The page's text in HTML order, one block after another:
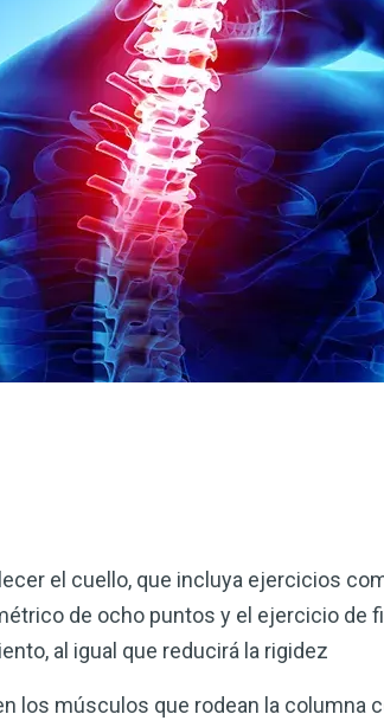
el cuello, que incluya ejercicios
de ocho puntos y el ejercicio de
al igual que reducirá la rigidez
los músculos que rodean la columna